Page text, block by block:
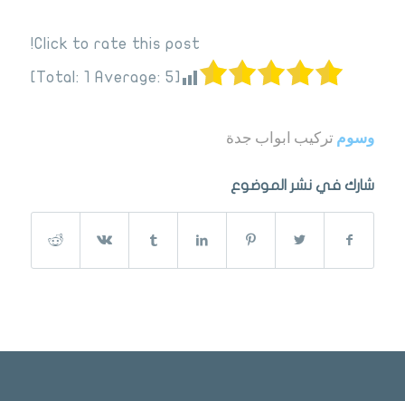
Click to rate this post!
[Total:
1 Average: 5
]
وسوم تركيب ابواب جدة
شارك في نشر الموضوع